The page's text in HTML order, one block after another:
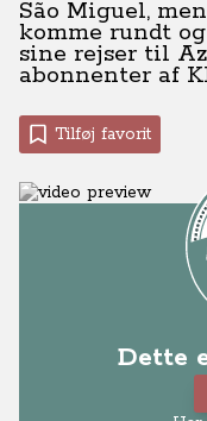
São Miguel,
komme rundt
sine rejser til
abonnenter af
Tilføj favorit
Dette